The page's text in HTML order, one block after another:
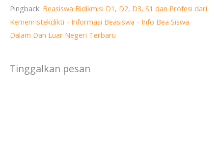
Pingback: Beasiswa Bidikmisi D1, D2, D3, S1 dan Profesi dari
Kemenristekdikti - Informasi Beasiswa - Info Bea Siswa
Dalam Dan Luar Negeri Terbaru
Tinggalkan pesan